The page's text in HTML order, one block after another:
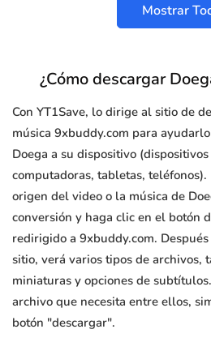
Mostrar
¿Cómo descargar
Con YT1Save, lo dirige al sitio de
música 9xbuddy.com para
Doega a su dispositivo
computadoras, tabletas,
origen del video o la música de
conversión y haga clic en el botón
redirigido a 9xbuddy.com.
sitio, verá varios tipos de archivos,
miniaturas y opciones de
archivo que necesita entre ellos,
botón "descargar".